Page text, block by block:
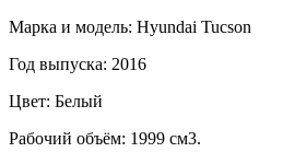
Марка и модель: Hyundai Tucson
Год выпуска: 2016
Цвет: Белый
Рабочий объём: 1999 см3.